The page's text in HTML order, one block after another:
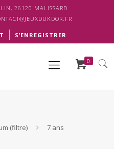
26120 MALISSARD
S’ENREGISTRER
0
(filtre) 7 ans